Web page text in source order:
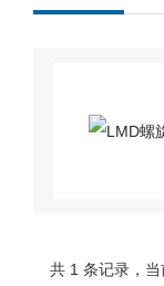
共 1 条记录，